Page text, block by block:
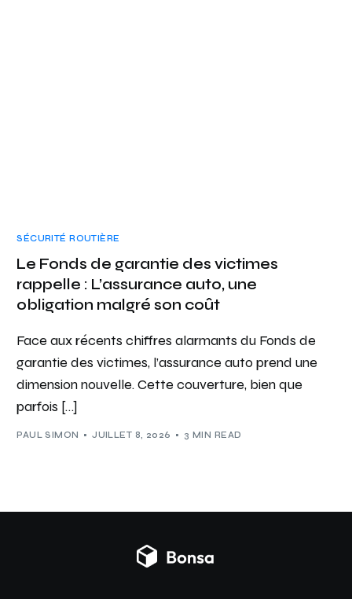
SÉCURITÉ ROUTIÈRE
Le Fonds de garantie des victimes
rappelle : L’assurance auto, une
obligation malgré son coût
Face aux récents chiffres alarmants du Fonds de
garantie des victimes, l’assurance auto prend une
dimension nouvelle. Cette couverture, bien que
parfois […]
PAUL SIMON JUILLET 8, 2026 3 MIN READ